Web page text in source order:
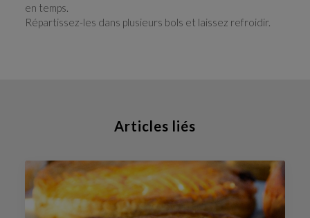
en temps.
Répartissez-les dans plusieurs bols et laissez refroidir.
Articles liés